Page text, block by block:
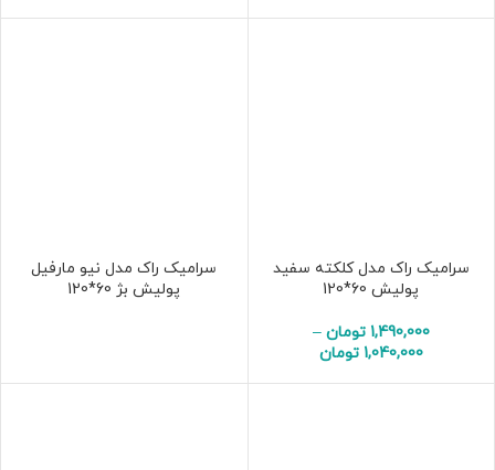
سرامیک راک مدل کلکته سفید
پولیش 60*120
1,490,000 تومان –
1,040,000 تومان
سرامیک راک مدل نیو مارفیل
پولیش بژ 60*120